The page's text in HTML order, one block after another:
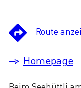
Route
Homepage